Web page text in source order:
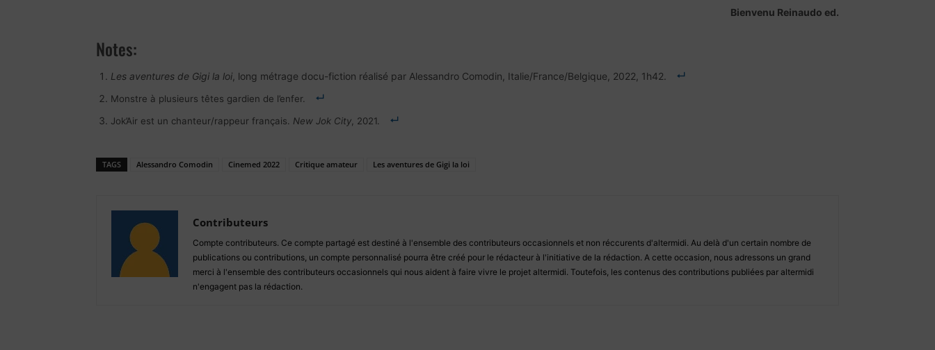
Bienvenu Reinaudo ed.
Notes:
Les aventures de Gigi la loi , long métrage docu-fiction réalisé par Alessandro Comodin, Italie/France/Belgique, 2022, 1h42.
Monstre à plusieurs têtes gardien de l’enfer.
Jok’Air est un chanteur/rappeur français. New Jok City , 2021.
TAGS Alessandro Comodin Cinemed 2022 Critique amateur Les aventures de Gigi la loi
Contributeurs
Compte contributeurs. Ce compte partagé est destiné à l'ensemble des contributeurs occasionnels et non réccurents d'altermidi. Au delà d'un certain nombre de
publications ou contributions, un compte personnalisé pourra être créé pour le rédacteur à l'initiative de la rédaction. A cette occasion, nous adressons un grand
merci à l'ensemble des contributeurs occasionnels qui nous aident à faire vivre le projet altermidi. Toutefois, les contenus des contributions publiées par altermidi
n'engagent pas la rédaction.